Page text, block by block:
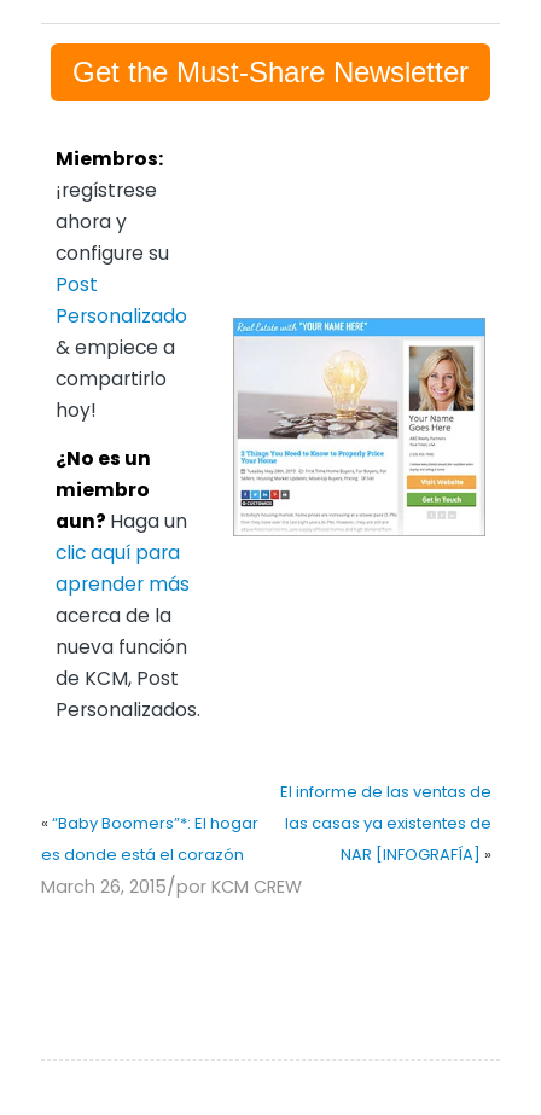
Get the Must-Share Newsletter
Miembros:
¡regístrese
ahora y
configure su
Post
Personalizado
& empiece a
compartirlo
hoy!
¿No es un
miembro
aun? Haga un
clic aquí para
aprender más
acerca de la
nueva función
de KCM, Post
Personalizados.
« “Baby Boomers”*: El hogar
es donde está el corazón
El informe de las ventas de
las casas ya existentes de
NAR [INFOGRAFĺA] »
March 26, 2015/por KCM CREW